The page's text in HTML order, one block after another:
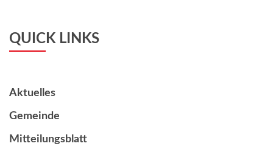
QUICK LINKS
Aktuelles
Gemeinde
Mitteilungsblatt